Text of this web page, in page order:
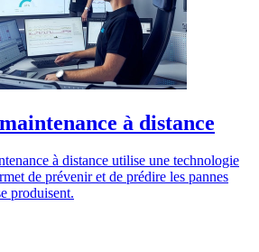
à distance
à distance utilise une technologie
de prévenir et de prédire les pannes
produisent.